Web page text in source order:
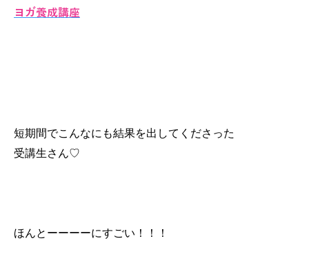
ヨガ養成講座
短期間でこんなにも結果を出してくださった
受講生さん♡
ほんとーーーーにすごい！！！